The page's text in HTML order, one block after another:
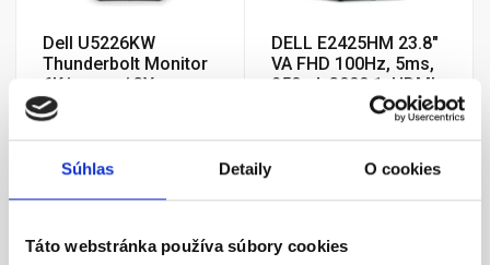
Súhlas Detaily O cookies
Táto webstránka používa súbory cookies
Dell U5226KW
Thunderbolt Monitor
6K/ repro / 3Y
2 802,61 €
DELL E2425HM 23.8"
VA FHD 100Hz, 5ms,
250cd, 3000:1, HDMI,
96,81 €